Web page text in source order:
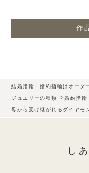
作
結婚指輪・婚約指輪はオーダ
ジュエリーの種類 >婚約指輪
母から受け継がれるダイヤ
し